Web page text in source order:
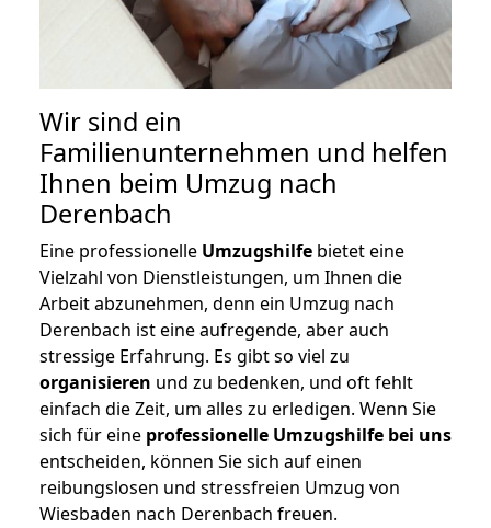
Wir sind ein
Familienunternehmen und helfen
Ihnen beim Umzug nach
Derenbach
Eine professionelle Umzugshilfe bietet eine
Vielzahl von Dienstleistungen, um Ihnen die
Arbeit abzunehmen, denn ein Umzug nach
Derenbach ist eine aufregende, aber auch
stressige Erfahrung. Es gibt so viel zu
organisieren und zu bedenken, und oft fehlt
einfach die Zeit, um alles zu erledigen. Wenn Sie
sich für eine professionelle Umzugshilfe bei uns
entscheiden, können Sie sich auf einen
reibungslosen und stressfreien Umzug von
Wiesbaden nach Derenbach freuen.